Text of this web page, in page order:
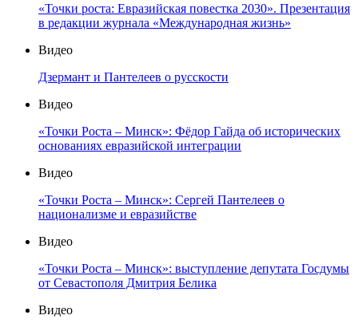
«Точки роста: Евразийская повестка 2030». Презентация
в редакции журнала «Международная жизнь»
Видео
Дзермант и Пантелеев о русскости
Видео
«Точки Роста – Минск»: Фёдор Гайда об исторических
основаниях евразийской интеграции
Видео
«Точки Роста – Минск»: Сергей Пантелеев о
национализме и евразийстве
Видео
«Точки Роста – Минск»: выступление депутата Госдумы
от Севастополя Дмитрия Белика
Видео